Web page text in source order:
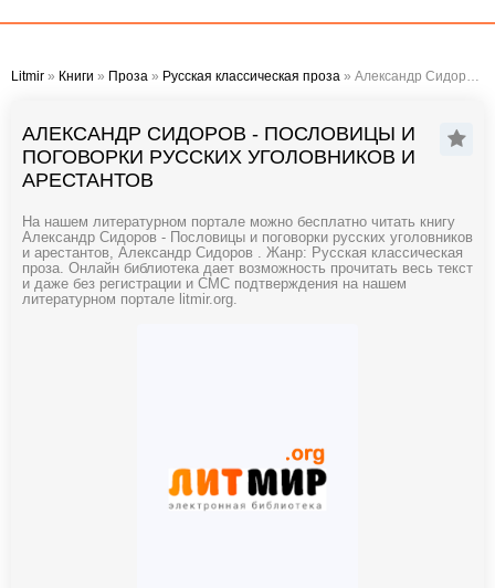
Litmir » Книги » Проза » Русская классическая проза » Александр Сидоров - Пословицы и поговорки русских уголовников и арестантов
АЛЕКСАНДР СИДОРОВ - ПОСЛОВИЦЫ И
ПОГОВОРКИ РУССКИХ УГОЛОВНИКОВ И
АРЕСТАНТОВ
На нашем литературном портале можно бесплатно читать книгу
Александр Сидоров - Пословицы и поговорки русских уголовников
и арестантов, Александр Сидоров . Жанр: Русская классическая
проза. Онлайн библиотека дает возможность прочитать весь текст
и даже без регистрации и СМС подтверждения на нашем
литературном портале litmir.org.